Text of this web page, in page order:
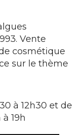
Vente
cosmétique
sur le thème
à 12h30 et de
19h